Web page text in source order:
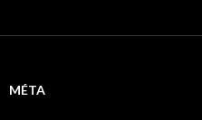
s
MÉTA